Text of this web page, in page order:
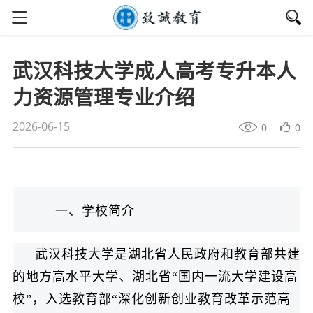
武汉科技大学成人高考专升本人
力资源管理专业介绍
2026-06-15 0 0
一、学校简介
武汉科技大学是湖北省人民政府和教育部共建
的地方高水平大学、湖北省“国内一流大学建设高
校”，入选教育部“深化创新创业教育改革示范高